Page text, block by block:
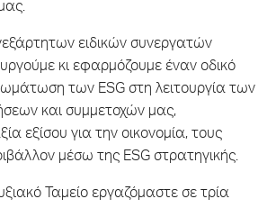
ειδικών συνεργατών
κι εφαρμόζουμε έναν οδικό
των ESG στη λειτουργία των
και συμμετοχών μας,
εξίσου για την οικονομία, τους
μέσω της ESG στρατηγικής.
Ταμείο εργαζόμαστε σε τρία